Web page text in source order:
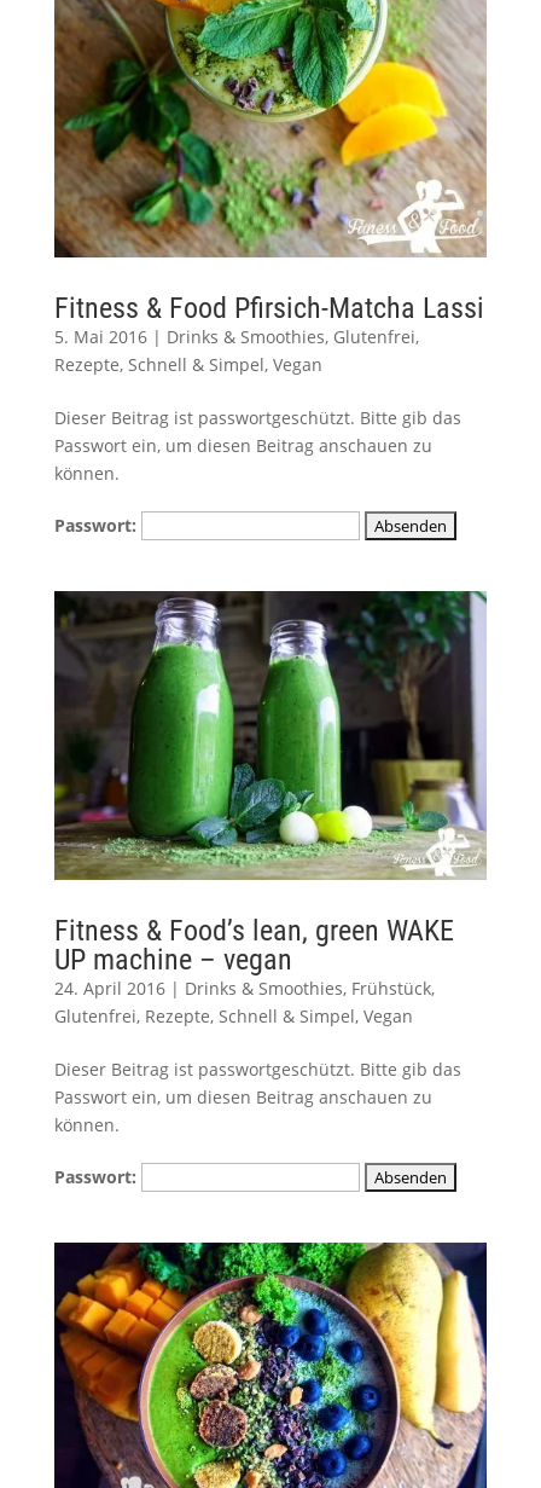
Fitness & Food Pfirsich-Matcha Lassi
5. Mai 2016| Drinks & Smoothies, Glutenfrei,
Rezepte, Schnell & Simpel, Vegan
Dieser Beitrag ist passwortgeschützt. Bitte gib das
Passwort ein, um diesen Beitrag anschauen zu
können.
Passwort:
Fitness & Food’s lean, green WAKE
UP machine – vegan
24. April 2016| Drinks & Smoothies, Frühstück,
Glutenfrei, Rezepte, Schnell & Simpel, Vegan
Dieser Beitrag ist passwortgeschützt. Bitte gib das
Passwort ein, um diesen Beitrag anschauen zu
können.
Passwort: